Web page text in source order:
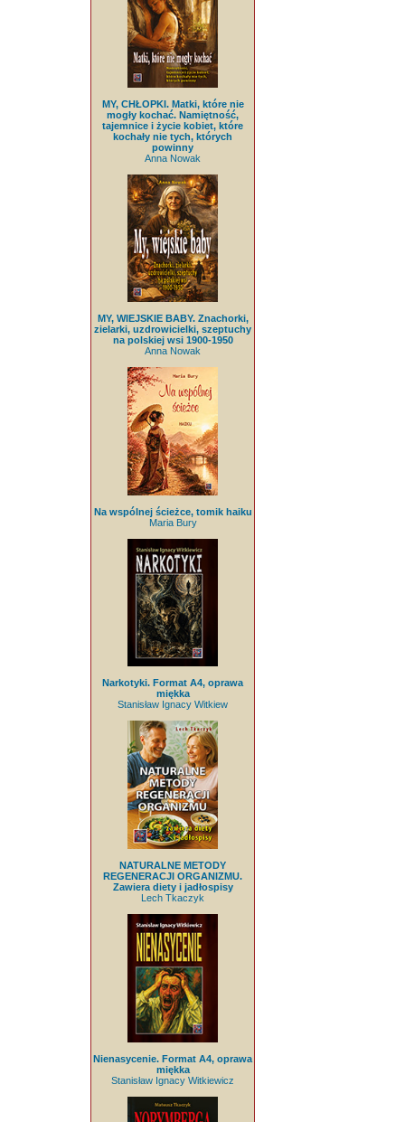
MY, CHŁOPKI. Matki, które nie
mogły kochać. Namiętność,
tajemnice i życie kobiet, które
kochały nie tych, których
powinny
Anna Nowak
MY, WIEJSKIE BABY. Znachorki,
zielarki, uzdrowicielki, szeptuchy
na polskiej wsi 1900-1950
Anna Nowak
Na wspólnej ścieżce, tomik haiku
Maria Bury
Narkotyki. Format A4, oprawa
miękka
Stanisław Ignacy Witkiew
NATURALNE METODY
REGENERACJI ORGANIZMU.
Zawiera diety i jadłospisy
Lech Tkaczyk
Nienasycenie. Format A4, oprawa
miękka
Stanisław Ignacy Witkiewicz